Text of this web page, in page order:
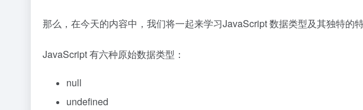
那么，在今天的内容中，我们将一起来学习JavaScript 数据类型及其独特的特
JavaScript 有六种原始数据类型：
null
undefined